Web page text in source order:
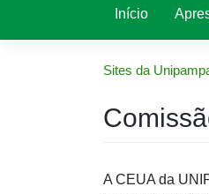
Início
Sites da
A CEUA da